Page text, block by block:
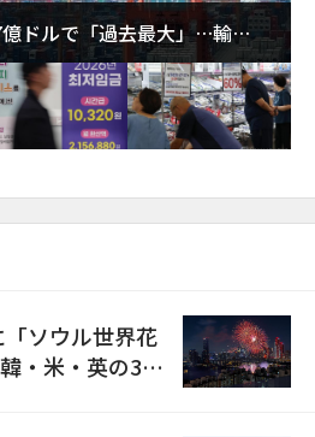
ドルで「過去最大」…輸出
ソウル世界花
・米・英の3カ